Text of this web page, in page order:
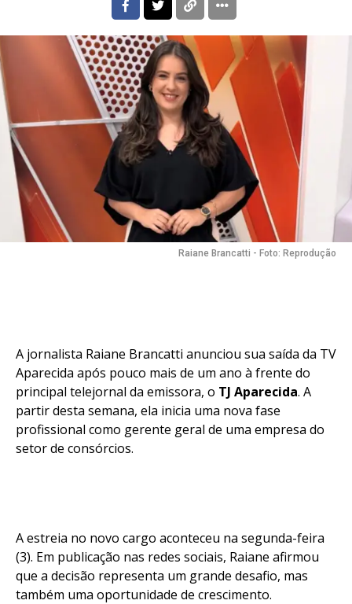
Raiane Brancatti - Foto: Reprodução
A jornalista Raiane Brancatti anunciou sua saída da TV
Aparecida após pouco mais de um ano à frente do
principal telejornal da emissora, o TJ Aparecida. A
partir desta semana, ela inicia uma nova fase
profissional como gerente geral de uma empresa do
setor de consórcios.
A estreia no novo cargo aconteceu na segunda-feira
(3). Em publicação nas redes sociais, Raiane afirmou
que a decisão representa um grande desafio, mas
também uma oportunidade de crescimento.